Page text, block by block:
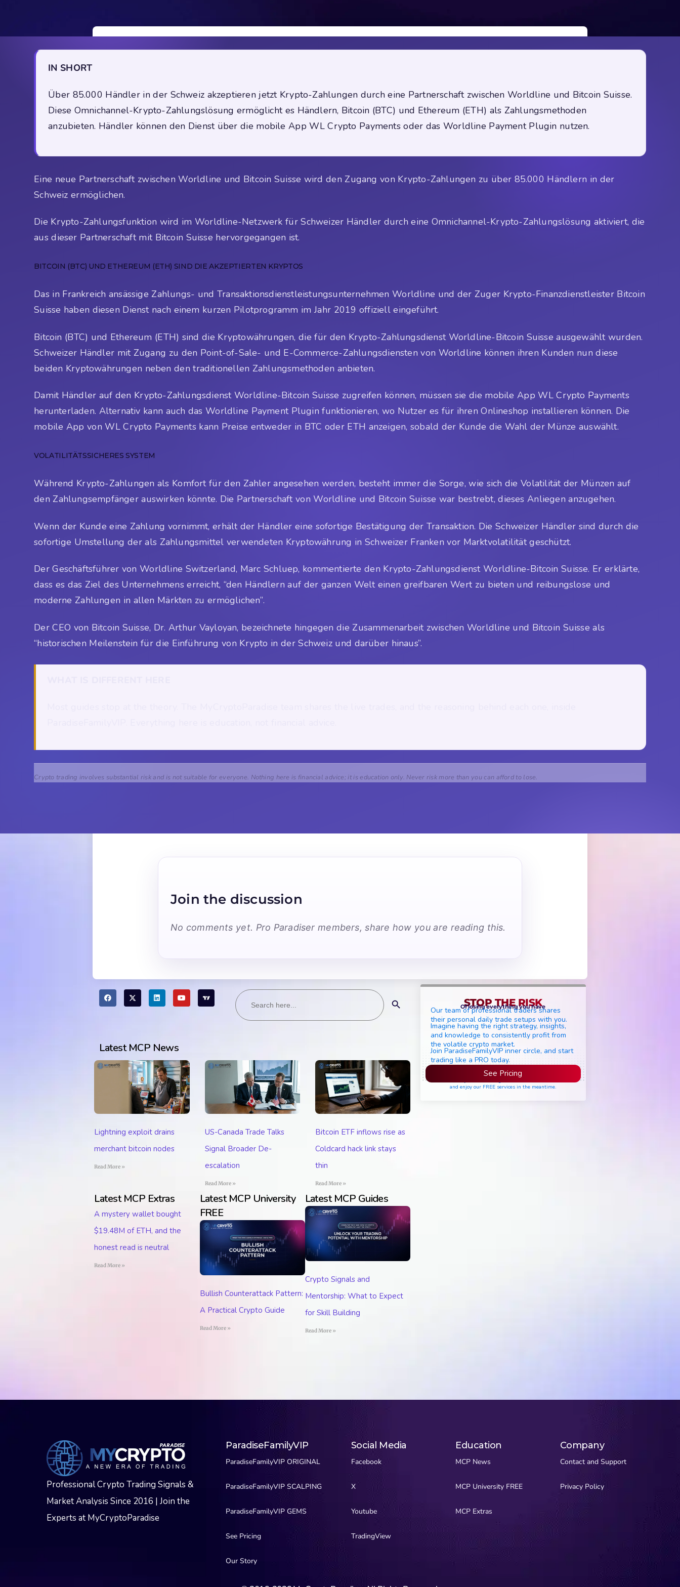
IN SHORT
Über 85.000 Händler in der Schweiz akzeptieren jetzt Krypto-Zahlungen durch eine Partnerschaft zwischen Worldline und Bitcoin Suisse.
Diese Omnichannel-Krypto-Zahlungslösung ermöglicht es Händlern, Bitcoin (BTC) und Ethereum (ETH) als Zahlungsmethoden
anzubieten. Händler können den Dienst über die mobile App WL Crypto Payments oder das Worldline Payment Plugin nutzen.
Eine neue Partnerschaft zwischen Worldline und Bitcoin Suisse wird den Zugang von Krypto-Zahlungen zu über 85.000 Händlern in der
Schweiz ermöglichen.
Die Krypto-Zahlungsfunktion wird im Worldline-Netzwerk für Schweizer Händler durch eine Omnichannel-Krypto-Zahlungslösung aktiviert, die
aus dieser Partnerschaft mit Bitcoin Suisse hervorgegangen ist.
BITCOIN (BTC) UND ETHEREUM (ETH) SIND DIE AKZEPTIERTEN KRYPTOS
Das in Frankreich ansässige Zahlungs- und Transaktionsdienstleistungsunternehmen Worldline und der Zuger Krypto-Finanzdienstleister Bitcoin
Suisse haben diesen Dienst nach einem kurzen Pilotprogramm im Jahr 2019 offiziell eingeführt.
Bitcoin (BTC) und Ethereum (ETH) sind die Kryptowährungen, die für den Krypto-Zahlungsdienst Worldline-Bitcoin Suisse ausgewählt wurden.
Schweizer Händler mit Zugang zu den Point-of-Sale- und E-Commerce-Zahlungsdiensten von Worldline können ihren Kunden nun diese
beiden Kryptowährungen neben den traditionellen Zahlungsmethoden anbieten.
Damit Händler auf den Krypto-Zahlungsdienst Worldline-Bitcoin Suisse zugreifen können, müssen sie die mobile App WL Crypto Payments
herunterladen. Alternativ kann auch das Worldline Payment Plugin funktionieren, wo Nutzer es für ihren Onlineshop installieren können. Die
mobile App von WL Crypto Payments kann Preise entweder in BTC oder ETH anzeigen, sobald der Kunde die Wahl der Münze auswählt.
VOLATILITÄTSSICHERES SYSTEM
Während Krypto-Zahlungen als Komfort für den Zahler angesehen werden, besteht immer die Sorge, wie sich die Volatilität der Münzen auf
den Zahlungsempfänger auswirken könnte. Die Partnerschaft von Worldline und Bitcoin Suisse war bestrebt, dieses Anliegen anzugehen.
Wenn der Kunde eine Zahlung vornimmt, erhält der Händler eine sofortige Bestätigung der Transaktion. Die Schweizer Händler sind durch die
sofortige Umstellung der als Zahlungsmittel verwendeten Kryptowährung in Schweizer Franken vor Marktvolatilität geschützt.
Der Geschäftsführer von Worldline Switzerland, Marc Schluep, kommentierte den Krypto-Zahlungsdienst Worldline-Bitcoin Suisse. Er erklärte,
dass es das Ziel des Unternehmens erreicht, “den Händlern auf der ganzen Welt einen greifbaren Wert zu bieten und reibungslose und
moderne Zahlungen in allen Märkten zu ermöglichen”.
Der CEO von Bitcoin Suisse, Dr. Arthur Vayloyan, bezeichnete hingegen die Zusammenarbeit zwischen Worldline und Bitcoin Suisse als
“historischen Meilenstein für die Einführung von Krypto in der Schweiz und darüber hinaus”.
Crypto trading involves substantial risk and is not suitable for everyone. Nothing here is financial advice; it is education only. Never risk more than you can afford to lose.
Join the discussion
No comments yet. Pro Paradiser members, share how you are reading this.
Search
for:
Latest MCP News
Lightning exploit drains
merchant bitcoin nodes
Read More »
US-Canada Trade Talks
Signal Broader De-
escalation
Read More »
Bitcoin ETF inflows rise as
Coldcard hack link stays
thin
Read More »
Latest MCP Extras
A mystery wallet bought
$19.48M of ETH, and the
honest read is neutral
Read More »
Latest MCP University
FREE
Bullish Counterattack Pattern:
A Practical Crypto Guide
Read More »
Latest MCP Guides
Crypto Signals and
Mentorship: What to Expect
for Skill Building
Read More »
STOP THE RISK
Of losing everything you have
Our team of professional traders shares
their personal daily trade setups with you.
Imagine having the right strategy, insights,
and knowledge to consistently profit from
the volatile crypto market.
Join ParadiseFamilyVIP inner circle, and start
trading like a PRO today.
See Pricing
and enjoy our FREE services in the meantime.
Professional Crypto Trading Signals &
Market Analysis Since 2016 | Join the
Experts at MyCryptoParadise
ParadiseFamilyVIP
ParadiseFamilyVIP ORIGINAL
ParadiseFamilyVIP SCALPING
ParadiseFamilyVIP GEMS
See Pricing
Our Story
Social Media
Facebook
X
Youtube
TradingView
Education
MCP News
MCP University FREE
MCP Extras
Company
Contact and Support
Privacy Policy